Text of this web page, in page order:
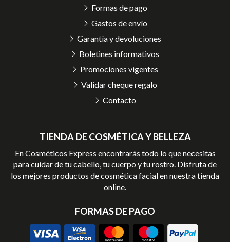
TIENDA DE COSMÉTICA Y BELLEZA
En Cosméticos Express encontrarás todo lo que necesitas
para cuidar de tu cabello, tu cuerpo y tu rostro. Disfruta de
los mejores productos de cosmética facial en nuestra tienda
online.
FORMAS DE PAGO
Formas de pago
Gastos de envío
Garantía y devoluciones
Boletines informativos
Promociones vigentes
Validar cheque regalo
Contacto